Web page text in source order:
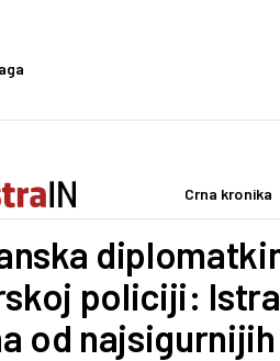
Crna kronika
policiji:
od